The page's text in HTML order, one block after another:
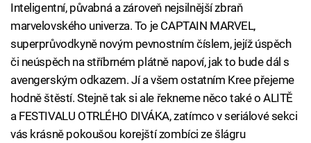
Inteligentní, půvabná a zároveň nejsilnější zbraň
marvelovského univerza. To je CAPTAIN MARVEL,
superprůvodkyně novým pevnostním číslem, jejíž úspěch
či neúspěch na stříbrném plátně napoví, jak to bude dál s
avengerským odkazem. Jí a všem ostatním Kree přejeme
hodně štěstí. Stejně tak si ale řekneme něco také o ALITĚ
a FESTIVALU OTRLÉHO DIVÁKA, zatímco v seriálové sekci
vás krásně pokoušou korejští zombíci ze šlágru